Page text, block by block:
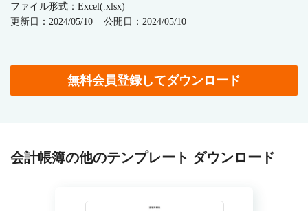
ファイル形式：Excel(.xlsx)
更新日：2024/05/10
公開日：2024/05/10
無料会員登録してダウンロード
会計帳簿の他のテンプレート ダウンロード